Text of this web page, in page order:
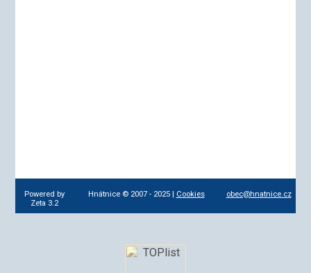
Powered by
Zeta 3.2
Hnátnice © 2007 - 2025 | Cookies obec@hnatnice.cz